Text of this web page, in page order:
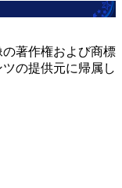
著作権および商標
の提供元に帰属し